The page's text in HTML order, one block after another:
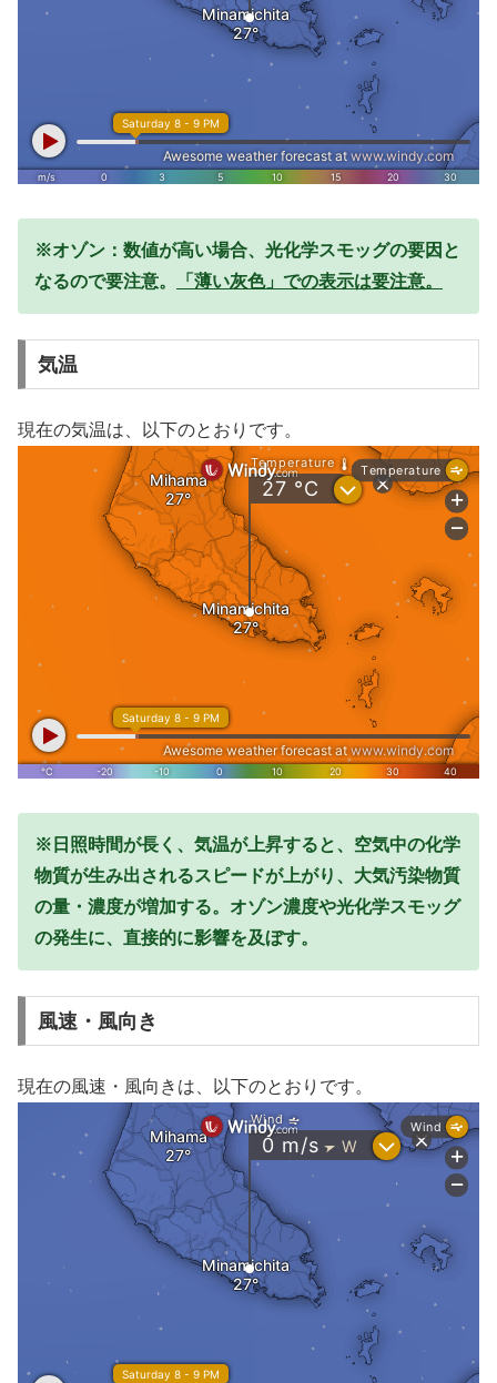
※オゾン：数値が高い場合、光化学スモッグの要因と
なるので要注意。
「薄い灰色」での表示は要注意。
気温
現在の気温は、以下のとおりです。
※日照時間が長く、気温が上昇すると、空気中の化学
物質が生み出されるスピードが上がり、大気汚染物質
の量・濃度が増加する。オゾン濃度や光化学スモッグ
の発生に、直接的に影響を及ぼす。
風速・風向き
現在の風速・風向きは、以下のとおりです。